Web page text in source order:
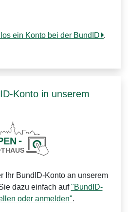
ein Konto bei der BundID .
Konto in unserem
Ihr BundID-Konto an unserem
dazu einfach auf"BundID-
oder anmelden".